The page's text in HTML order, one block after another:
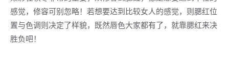
感觉，修容可别忽略！若想要达到比较女人的感觉，则腮红位
置与色调则决定了样貌，既然唇色大家都有了，就靠腮红来决
胜负吧！